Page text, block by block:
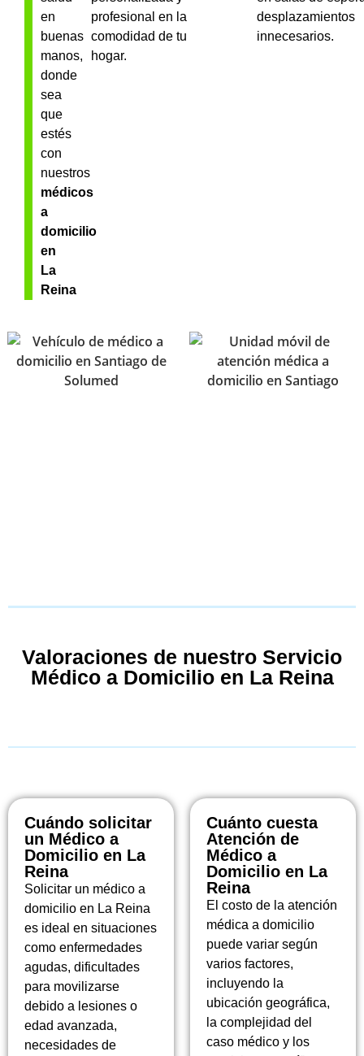
en
buenas
manos,
donde
sea
que
estés
con
nuestros
médicos
a
domicilio
en
La
Reina
profesional en la
comodidad de tu
hogar.
desplazamientos
innecesarios.
Valoraciones de nuestro Servicio
Médico a Domicilio en La Reina
Cuándo solicitar
un Médico a
Domicilio en La
Reina
Solicitar un médico a
domicilio en La Reina
es ideal en situaciones
como enfermedades
agudas, dificultades
para movilizarse
debido a lesiones o
edad avanzada,
necesidades de
Cuánto cuesta
Atención de
Médico a
Domicilio en La
Reina
El costo de la atención
médica a domicilio
puede variar según
varios factores,
incluyendo la
ubicación geográfica,
la complejidad del
caso médico y los